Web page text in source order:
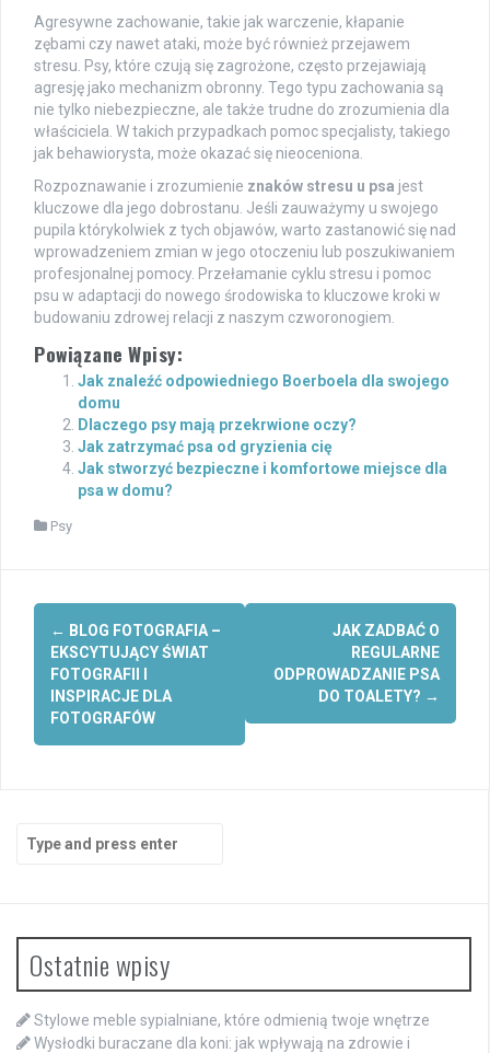
Agresywne zachowanie, takie jak warczenie, kłapanie
zębami czy nawet ataki, może być również przejawem
stresu. Psy, które czują się zagrożone, często przejawiają
agresję jako mechanizm obronny. Tego typu zachowania są
nie tylko niebezpieczne, ale także trudne do zrozumienia dla
właściciela. W takich przypadkach pomoc specjalisty, takiego
jak behawiorysta, może okazać się nieoceniona.
Rozpoznawanie i zrozumienie znaków stresu u psa jest
kluczowe dla jego dobrostanu. Jeśli zauważymy u swojego
pupila którykolwiek z tych objawów, warto zastanowić się nad
wprowadzeniem zmian w jego otoczeniu lub poszukiwaniem
profesjonalnej pomocy. Przełamanie cyklu stresu i pomoc
psu w adaptacji do nowego środowiska to kluczowe kroki w
budowaniu zdrowej relacji z naszym czworonogiem.
Powiązane Wpisy:
Jak znaleźć odpowiedniego Boerboela dla swojego
domu
Dlaczego psy mają przekrwione oczy?
Jak zatrzymać psa od gryzienia cię
Jak stworzyć bezpieczne i komfortowe miejsce dla
psa w domu?
Psy
Post
navigation
← BLOG FOTOGRAFIA –
EKSCYTUJĄCY ŚWIAT
FOTOGRAFII I
INSPIRACJE DLA
FOTOGRAFÓW
JAK ZADBAĆ O
REGULARNE
ODPROWADZANIE PSA
DO TOALETY? →
Search
for:
Ostatnie wpisy
Stylowe meble sypialniane, które odmienią twoje wnętrze
Wysłodki buraczane dla koni: jak wpływają na zdrowie i